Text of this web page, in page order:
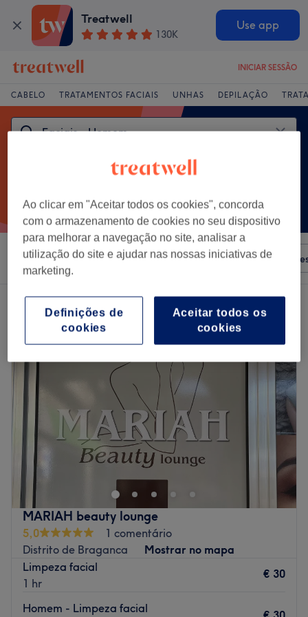
Treatwell
130K
Use app
INICIAR SESSÃO
CABELO TRATAMENTOS FACIAIS UNHAS DEPILAÇÃO
Ordenar por Qualquer preço Salões Ofertas
Um centro que oferece:faciais - homem em Distrito de Braganca
MARIAH beauty lounge
5,0
1 comentário
Distrito de Braganca
Mostrar no mapa
Limpeza facial
1 hr
€ 30
Homem - Limpeza facial
Ao clicar em "Aceitar todos os cookies", concorda
com o armazenamento de cookies no seu dispositivo
para melhorar a navegação no site, analisar a
utilização do site e ajudar nas nossas iniciativas de
marketing.
Aceitar todos os
cookies
Definições de
cookies